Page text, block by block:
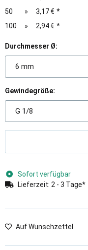
50
» 3,17 € *
100
» 2,94 € *
Durchmesser Ø:
6 mm
Gewindegröße:
G 1/8
Sofort verfügbar
Lieferzeit: 2 - 3 Tage*
Auf Wunschzettel